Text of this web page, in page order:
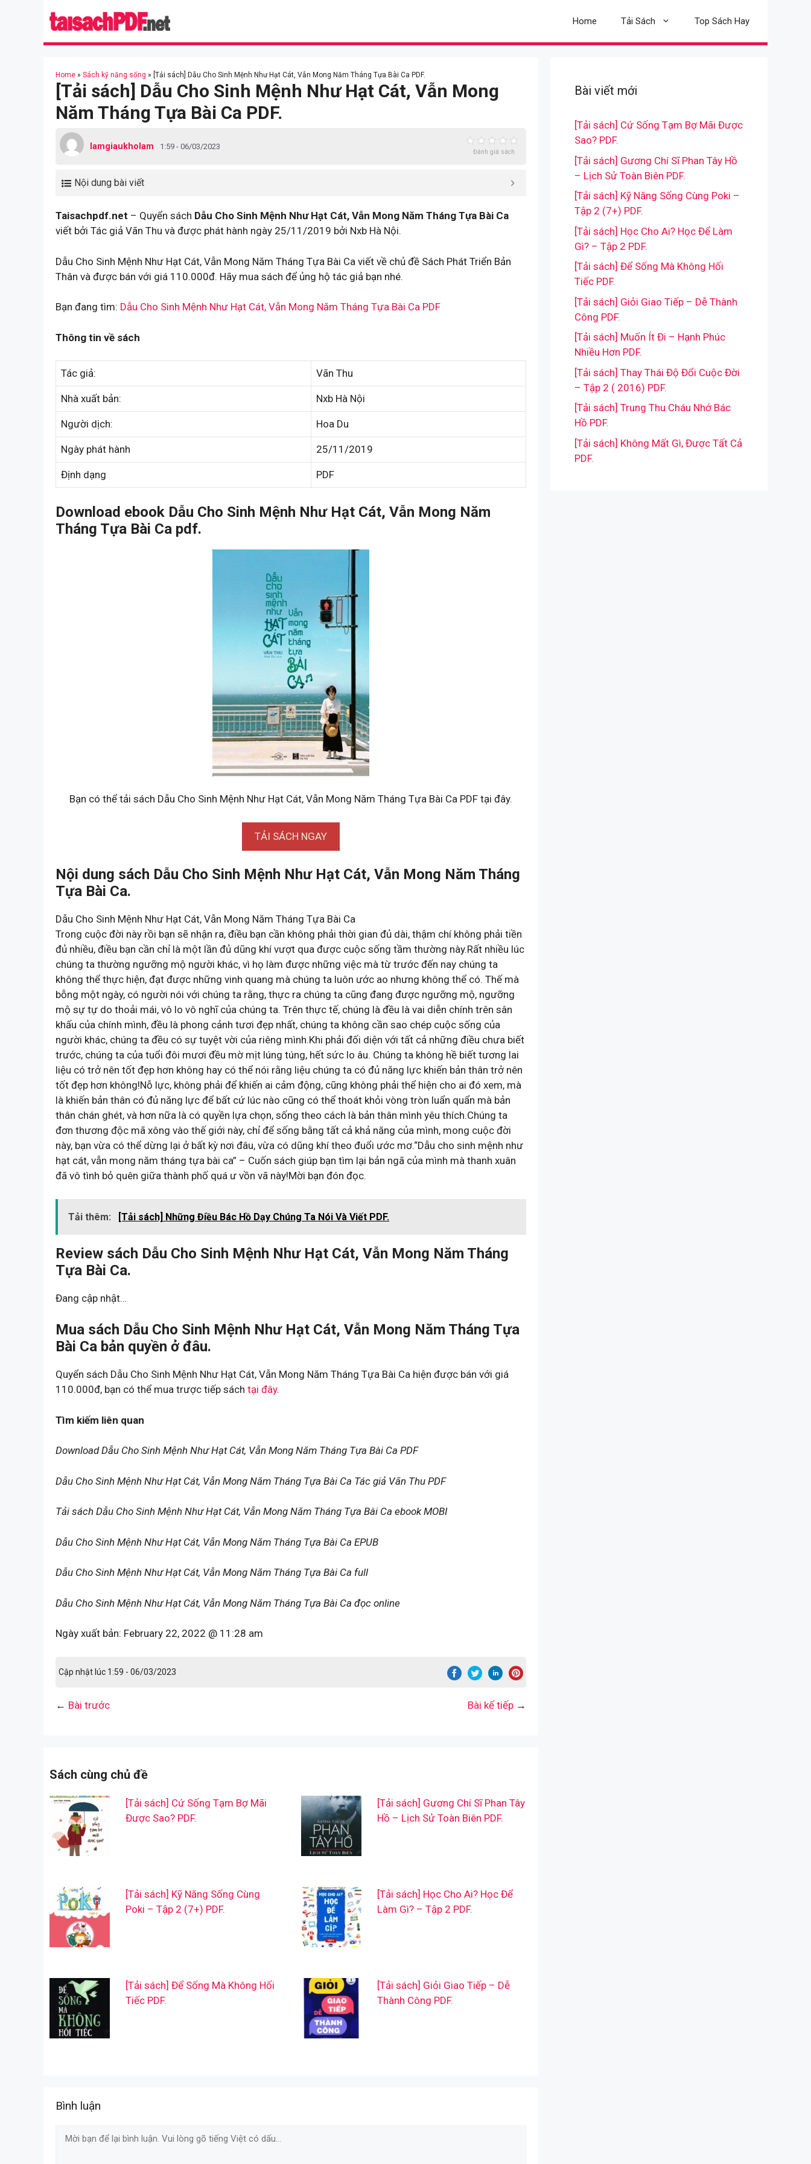
Home Tải Sách Top Sách Hay
Home » Sách kỹ năng sống » [Tải sách] Dẫu Cho Sinh Mệnh Như Hạt Cát, Vẫn Mong Năm Tháng Tựa Bài Ca PDF.
[Tải sách] Dẫu Cho Sinh Mệnh Như Hạt Cát, Vẫn Mong
Năm Tháng Tựa Bài Ca PDF.
lamgiaukholam 1:59 - 06/03/2023
Đánh giá sách
Nội dung bài viết
Taisachpdf.net – Quyển sách Dẫu Cho Sinh Mệnh Như Hạt Cát, Vẫn Mong Năm Tháng Tựa Bài Ca
viết bởi Tác giả Vãn Thu và được phát hành ngày 25/11/2019 bởi Nxb Hà Nội.
Dẫu Cho Sinh Mệnh Như Hạt Cát, Vẫn Mong Năm Tháng Tựa Bài Ca viết về chủ đề Sách Phát Triển Bản
Thân và được bán với giá 110.000đ. Hãy mua sách để ủng hộ tác giả bạn nhé.
Bạn đang tìm: Dẫu Cho Sinh Mệnh Như Hạt Cát, Vẫn Mong Năm Tháng Tựa Bài Ca PDF
Thông tin về sách
Tác giả: Vãn Thu
Nhà xuất bản: Nxb Hà Nội
Người dịch: Hoa Du
Ngày phát hành 25/11/2019
Định dạng PDF
Download ebook Dẫu Cho Sinh Mệnh Như Hạt Cát, Vẫn Mong Năm
Tháng Tựa Bài Ca pdf.
Bạn có thể tải sách Dẫu Cho Sinh Mệnh Như Hạt Cát, Vẫn Mong Năm Tháng Tựa Bài Ca PDF tại đây.
TẢI SÁCH NGAY
Nội dung sách Dẫu Cho Sinh Mệnh Như Hạt Cát, Vẫn Mong Năm Tháng
Tựa Bài Ca.
Dẫu Cho Sinh Mệnh Như Hạt Cát, Vẫn Mong Năm Tháng Tựa Bài Ca
Trong cuộc đời này rồi bạn sẽ nhận ra, điều bạn cần không phải thời gian đủ dài, thậm chí không phải tiền
đủ nhiều, điều bạn cần chỉ là một lần đủ dũng khí vượt qua được cuộc sống tầm thường này.Rất nhiều lúc
chúng ta thường ngưỡng mộ người khác, vì họ làm được những việc mà từ trước đến nay chúng ta
không thể thực hiện, đạt được những vinh quang mà chúng ta luôn ước ao nhưng không thể có. Thế mà
bỗng một ngày, có người nói với chúng ta rằng, thực ra chúng ta cũng đang được ngưỡng mộ, ngưỡng
mộ sự tự do thoải mái, vô lo vô nghĩ của chúng ta. Trên thực tế, chúng là đều là vai diễn chính trên sân
khấu của chính mình, đều là phong cảnh tươi đẹp nhất, chúng ta không cần sao chép cuộc sống của
người khác, chúng ta đều có sự tuyệt vời của riêng mình.Khi phải đối diện với tất cả những điều chưa biết
trước, chúng ta của tuổi đôi mươi đều mờ mịt lúng túng, hết sức lo âu. Chúng ta không hề biết tương lai
liệu có trở nên tốt đẹp hơn không hay có thể nói rằng liệu chúng ta có đủ năng lực khiến bản thân trở nên
tốt đẹp hơn không!Nỗ lực, không phải để khiến ai cảm động, cũng không phải thể hiện cho ai đó xem, mà
là khiến bản thân có đủ năng lực để bất cứ lúc nào cũng có thể thoát khỏi vòng tròn luẩn quẩn mà bản
thân chán ghét, và hơn nữa là có quyền lựa chọn, sống theo cách là bản thân mình yêu thích.Chúng ta
đơn thương độc mã xông vào thế giới này, chỉ để sống bằng tất cả khả năng của mình, mong cuộc đời
này, bạn vừa có thể dừng lại ở bất kỳ nơi đâu, vừa có dũng khí theo đuổi ước mơ.“Dẫu cho sinh mệnh như
hạt cát, vẫn mong năm tháng tựa bài ca” – Cuốn sách giúp bạn tìm lại bản ngã của mình mà thanh xuân
đã vô tình bỏ quên giữa thành phố quá ư vồn vã này!Mời bạn đón đọc.
Tải thêm: [Tải sách] Những Điều Bác Hồ Dạy Chúng Ta Nói Và Viết PDF.
Review sách Dẫu Cho Sinh Mệnh Như Hạt Cát, Vẫn Mong Năm Tháng
Tựa Bài Ca.
Đang cập nhật…
Mua sách Dẫu Cho Sinh Mệnh Như Hạt Cát, Vẫn Mong Năm Tháng Tựa
Bài Ca bản quyền ở đâu.
Quyển sách Dẫu Cho Sinh Mệnh Như Hạt Cát, Vẫn Mong Năm Tháng Tựa Bài Ca hiện được bán với giá
110.000đ, bạn có thể mua trược tiếp sách tại đây.
Tìm kiếm liên quan
Download Dẫu Cho Sinh Mệnh Như Hạt Cát, Vẫn Mong Năm Tháng Tựa Bài Ca PDF
Dẫu Cho Sinh Mệnh Như Hạt Cát, Vẫn Mong Năm Tháng Tựa Bài Ca Tác giả Vãn Thu PDF
Tải sách Dẫu Cho Sinh Mệnh Như Hạt Cát, Vẫn Mong Năm Tháng Tựa Bài Ca ebook MOBI
Dẫu Cho Sinh Mệnh Như Hạt Cát, Vẫn Mong Năm Tháng Tựa Bài Ca EPUB
Dẫu Cho Sinh Mệnh Như Hạt Cát, Vẫn Mong Năm Tháng Tựa Bài Ca full
Dẫu Cho Sinh Mệnh Như Hạt Cát, Vẫn Mong Năm Tháng Tựa Bài Ca đọc online
Ngày xuất bản: February 22, 2022 @ 11:28 am
Cập nhật lúc 1:59 - 06/03/2023
← Bài trước Bài kế tiếp →
Sách cùng chủ đề
[Tải sách] Cứ Sống Tạm Bợ Mãi
Được Sao? PDF.
[Tải sách] Gương Chí Sĩ Phan Tây
Hồ – Lịch Sử Toàn Biên PDF.
[Tải sách] Kỹ Năng Sống Cùng
Poki – Tập 2 (7+) PDF.
[Tải sách] Học Cho Ai? Học Để
Làm Gì? – Tập 2 PDF.
[Tải sách] Để Sống Mà Không Hối
Tiếc PDF.
[Tải sách] Giỏi Giao Tiếp – Dễ
Thành Công PDF.
Bình luận
Comment
Bài viết mới
[Tải sách] Cứ Sống Tạm Bợ Mãi Được
Sao? PDF.
[Tải sách] Gương Chí Sĩ Phan Tây Hồ
– Lịch Sử Toàn Biên PDF.
[Tải sách] Kỹ Năng Sống Cùng Poki –
Tập 2 (7+) PDF.
[Tải sách] Học Cho Ai? Học Để Làm
Gì? – Tập 2 PDF.
[Tải sách] Để Sống Mà Không Hối
Tiếc PDF.
[Tải sách] Giỏi Giao Tiếp – Dễ Thành
Công PDF.
[Tải sách] Muốn Ít Đi – Hạnh Phúc
Nhiều Hơn PDF.
[Tải sách] Thay Thái Độ Đổi Cuộc Đời
– Tập 2 ( 2016) PDF.
[Tải sách] Trung Thu Cháu Nhớ Bác
Hồ PDF.
[Tải sách] Không Mất Gì, Được Tất Cả
PDF.